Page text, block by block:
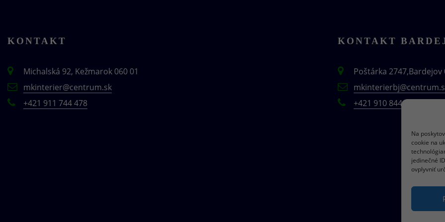
Na
cookie na
jedinečné
ovplyvniť
KONTAKT
Michalská 92, Kežmarok 060 01
mkinterier@centrum.sk
+421 911 744 478
KONTAKT
Poštárka 2747,Bardejov
+421 910 844 478